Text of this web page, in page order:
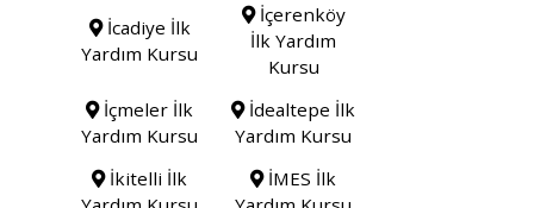
İcadiye İlk
Yardım Kursu
İçerenköy
İlk Yardım
Kursu
İçmeler İlk
Yardım Kursu
İdealtepe İlk
Yardım Kursu
İkitelli İlk
İMES İlk